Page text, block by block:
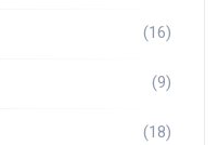
(16)
(9)
(18)